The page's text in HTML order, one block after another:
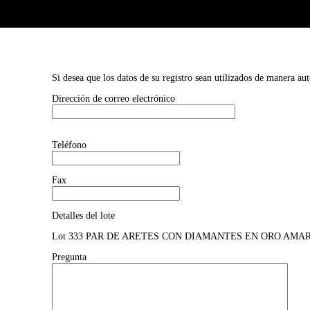
Si desea que los datos de su registro sean utilizados de manera
Dirección de correo electrónico
Teléfono
Fax
Detalles del lote
Lot 333 PAR DE ARETES CON DIAMANTES EN ORO
Pregunta